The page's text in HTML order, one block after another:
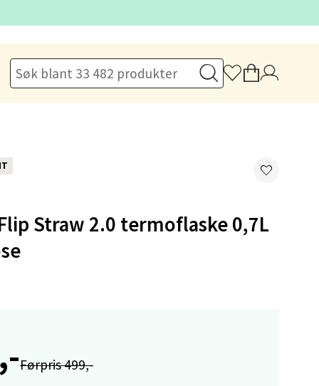
Straw 2.0 termoflaske 0,7L
Førpris 499,-